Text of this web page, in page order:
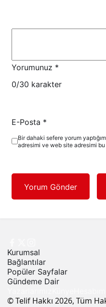
Yorumunuz *
0/30 karakter
E-Posta *
Bir dahaki sefere yorum
adresimi ve web site adresimi bu
Yorum Gönder
Kurumsal
Bağlantılar
Popüler Sayfalar
Gündeme Dair
© Telif Hakkı 2026, Tüm